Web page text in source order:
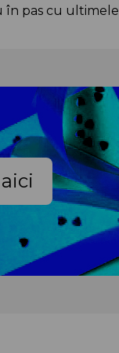
în pas cu ultimele